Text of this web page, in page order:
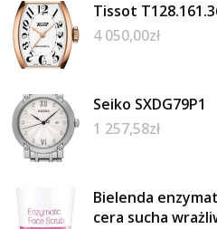
Tissot
4 050,00zł
Seiko SXDG79P1
1 257,58zł
Bielenda
cera sucha